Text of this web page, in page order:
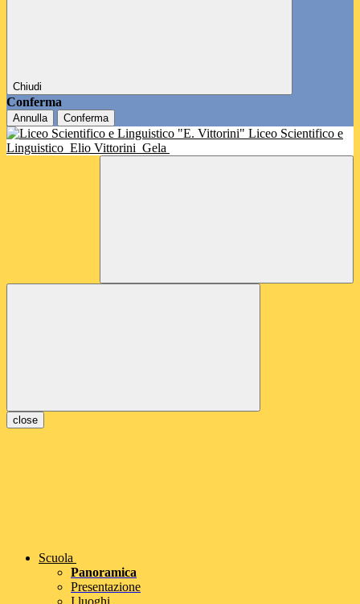
Chiudi
Conferma
Annulla Conferma
Liceo Scientifico e
Linguistico Elio Vittorini Gela
close
Scuola
Panoramica
Presentazione